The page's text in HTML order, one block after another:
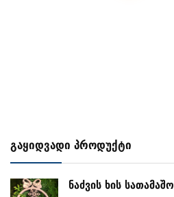
გაყიდვადი პროდუქტი
ნაძვის ხის სათამაშო